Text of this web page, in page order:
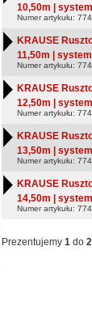
10,50m |
Numer artykułu:
KRAUSE
11,50m |
Numer artykułu:
KRAUSE
12,50m |
Numer artykułu:
KRAUSE
13,50m |
Numer artykułu:
KRAUSE
14,50m |
Numer artykułu:
Prezentujemy 1do